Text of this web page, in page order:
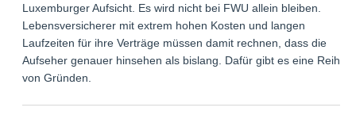
Luxemburger Aufsicht. Es wird nicht bei FWU allein bleiben.
Lebensversicherer mit extrem hohen Kosten und langen
Laufzeiten für ihre Verträge müssen damit rechnen, dass die
Aufseher genauer hinsehen als bislang. Dafür gibt es eine Reihe
von Gründen.